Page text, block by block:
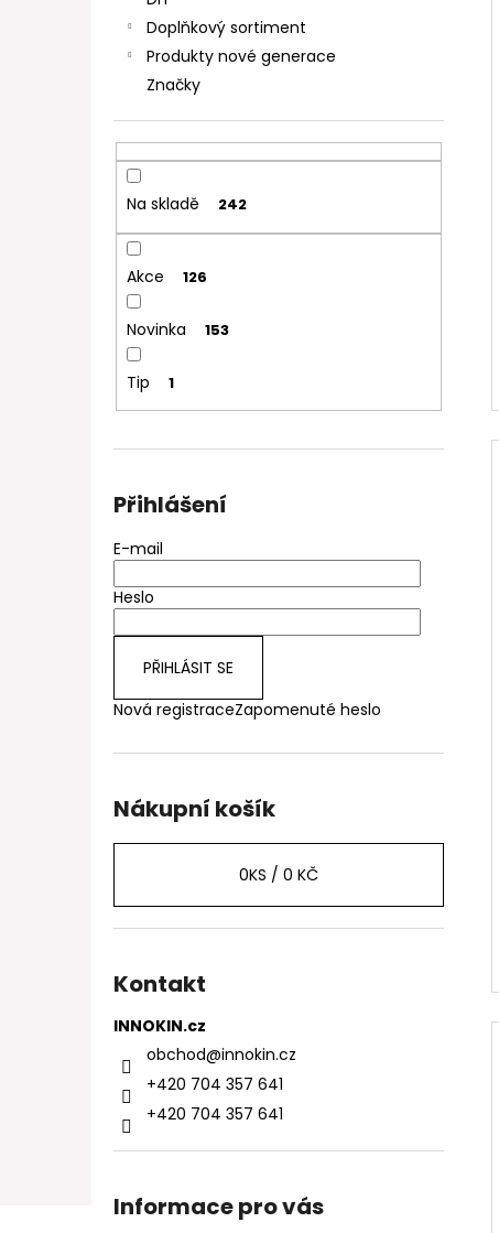
Doplňkový sortiment
Produkty nové generace
Značky
Na skladě 242
Akce 126
Novinka 153
Tip 1
Přihlášení
E-mail
Heslo
PŘIHLÁSIT SE
Nová registraceZapomenuté heslo
Nákupní košík
0KS / 0 KČ
Kontakt
INNOKIN.cz
obchod@innokin.cz
+420 704 357 641
+420 704 357 641
Informace pro vás
DEKANG DESERT SHIP 10ML 11MG
154 Kč
Původně: 195 Kč